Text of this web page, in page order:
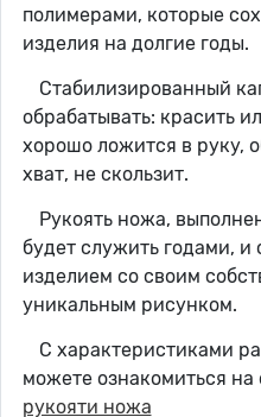
полимерами, которые
изделия на долгие годы.
Стабилизированный
обрабатывать: красить
хорошо ложится в руку,
хват, не скользит.
Рукоять ножа,
будет служить годами, и
изделием со своим
уникальным рисунком.
С характеристиками
можете ознакомиться на
рукояти ножа